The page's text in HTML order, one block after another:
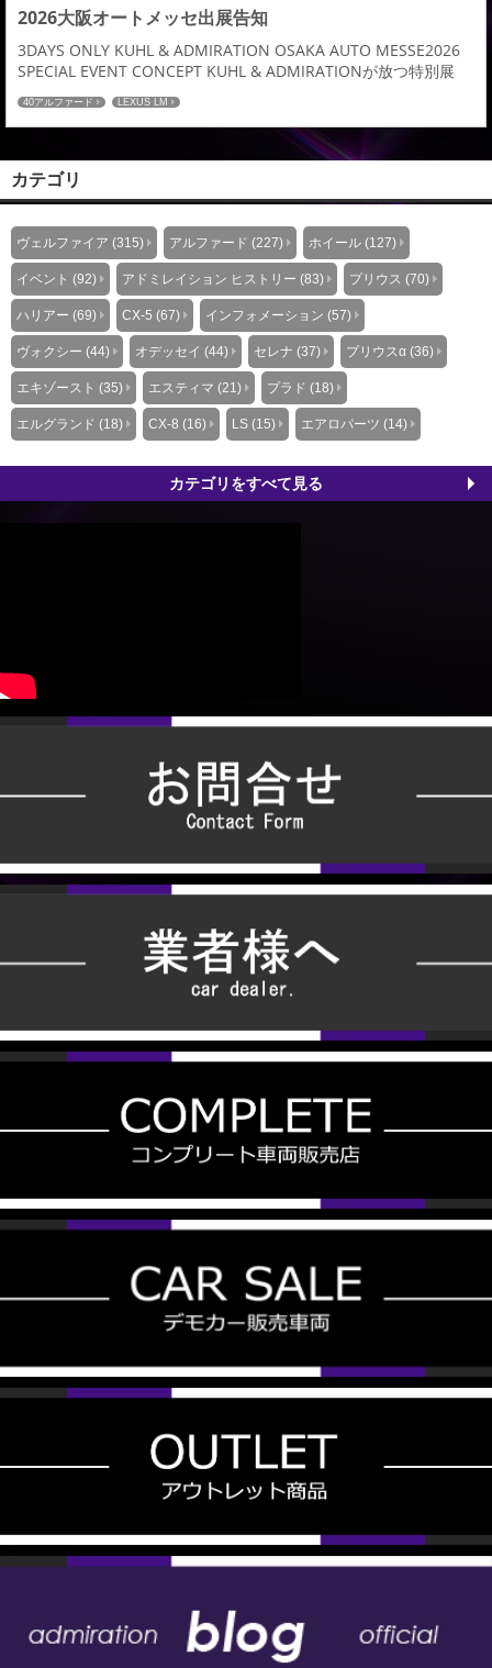
2026大阪オートメッセ出展告知
3DAYS ONLY KUHL & ADMIRATION OSAKA AUTO MESSE2026
SPECIAL EVENT CONCEPT KUHL & ADMIRATIONが放つ特別展
示。 大阪オートメッセ2026の開催にあわせ、KUHL全店舗にて期
間限定の大商談会を開催。 期間中は、ADMIRATIONが手がけた
LEXUS LM デモカーを展示。 新車・中古車のコンプリートカー、
40アルファード LEXUS LM
カテゴリ
ヴェルファイア (315) アルファード (227) ホイール (127)
イベント (92) アドミレイション ヒストリー (83) プリウス (70)
ハリアー (69) CX-5 (67) インフォメーション (57)
ヴォクシー (44) オデッセイ (44) セレナ (37) プリウスα (36)
エキゾースト (35) エスティマ (21) プラド (18)
エルグランド (18) CX-8 (16) LS (15) エアロパーツ (14)
カテゴリをすべて見る